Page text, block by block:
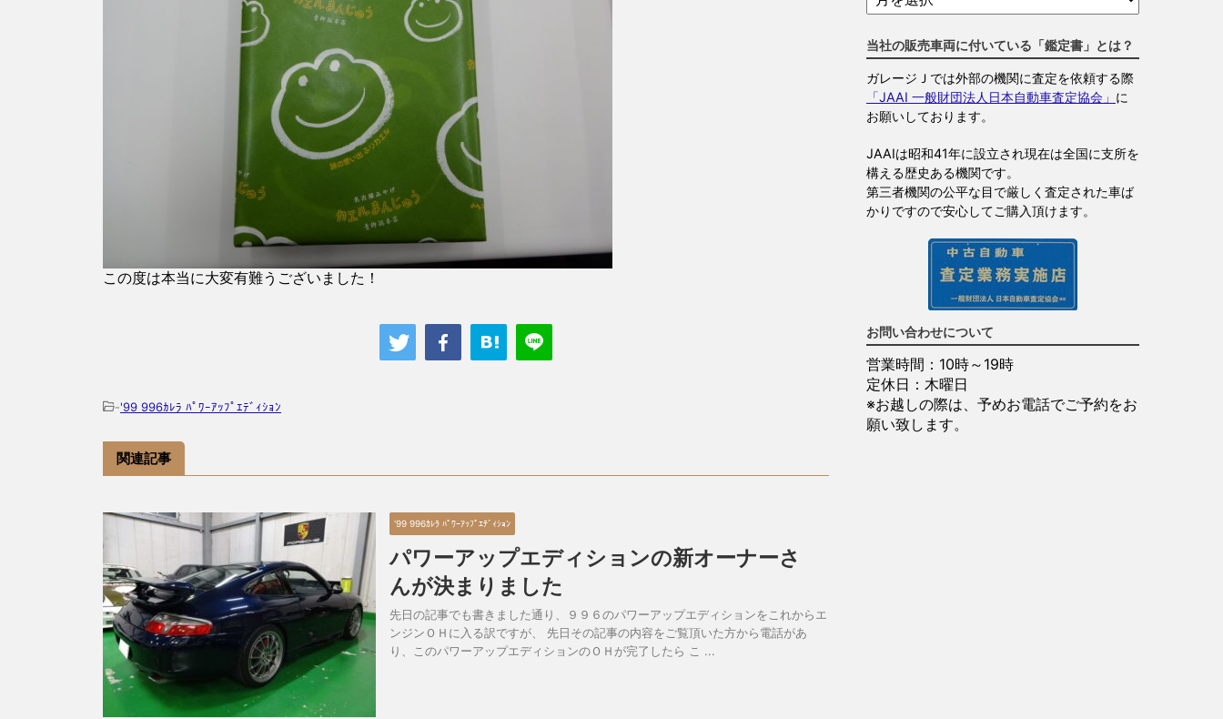
この度は本当に大変有難うございました！
-'99 996ｶﾚﾗ ﾊﾟﾜｰｱｯﾌﾟｴﾃﾞｨｼｮﾝ
関連記事
'99 996ｶﾚﾗ ﾊﾟﾜｰｱｯﾌﾟｴﾃﾞｨｼｮﾝ
パワーアップエディションの新オーナーさ
んが決まりました
先日の記事でも書きました通り、９９６のパワーアップエディションをこれからエ
ンジンＯＨに入る訳ですが、 先日その記事の内容をご覧頂いた方から電話があ
り、このパワーアップエディションのＯＨが完了したら こ ...
当社の販売車両に付いている「鑑定書」とは？
ガレージＪでは外部の機関に査定を依頼する際
「JAAI 一般財団法人日本自動車査定協会」 に
お願いしております。
JAAIは昭和41年に設立され現在は全国に支所を
構える歴史ある機関です。
第三者機関の公平な目で厳しく査定された車ば
かりですので安心してご購入頂けます。
お問い合わせについて
営業時間：10時～19時
定休日：木曜日
※お越しの際は、予めお電話でご予約をお
願い致します。